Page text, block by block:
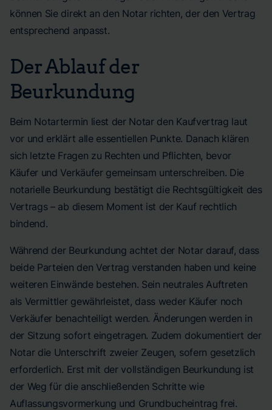
können Sie direkt an den Notar richten, der den Vertrag
entsprechend anpasst.
Der Ablauf der
Beurkundung
Beim Notartermin liest der Notar den Kaufvertrag laut
vor und erklärt alle essentiellen Punkte. Danach klären
sich letzte Fragen zu Rechten und Pflichten, bevor
Käufer und Verkäufer gemeinsam unterschreiben. Die
notarielle Beurkundung bestätigt die Rechtsgültigkeit des
Vertrags – ab diesem Moment ist der Kauf rechtlich
bindend.
Während der Beurkundung achtet der Notar darauf, dass
beide Parteien den Vertrag verstanden haben und keine
weiteren Einwände bestehen. Sein neutrales Auftreten
als Vermittler gewährleistet, dass weder Käufer noch
Verkäufer benachteiligt werden. Änderungen werden in
der Sitzung sofort eingetragen. Zudem dokumentiert der
Notar die Unterschrift zweier Zeugen, sofern gesetzlich
erforderlich. Erst mit der vollständigen Beurkundung ist
der Weg für die anschließenden Schritte wie
Auflassungsvormerkung und Grundbucheintrag frei.